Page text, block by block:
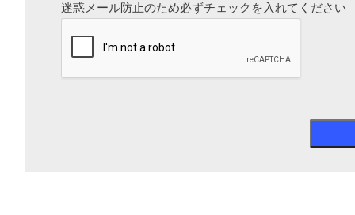
迷惑メール防止のため必ずチェックを入れてください